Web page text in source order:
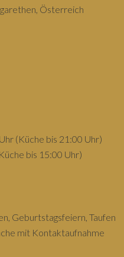
Österreich
(Küche bis 21:00 Uhr)
bis 15:00 Uhr)
Geburtstagsfeiern, Taufen
mit Kontaktaufnahme